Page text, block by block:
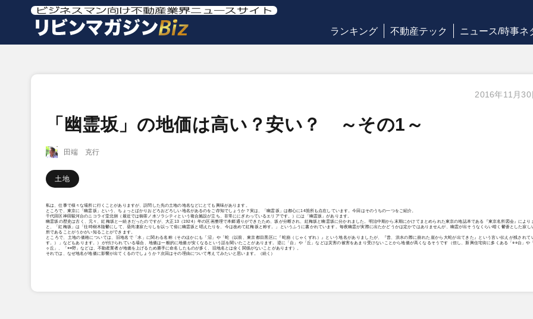
ランキング 不動産テック ニュース/時事ネ
2016年11月30
「幽霊坂」の地価は高い？安い？ ～その1～
田端 克行
土地
私は、仕事で様々な場所に行くことがありますが、訪問した先の土地の地名などにとても興味があります。
ところで、東京に「幽霊坂」という、ちょっとばかりおどろおどろしい地名があるのをご存知でしょうか？実は、「幽霊坂」は都心に14箇所も点在しています。今回はそのうちの一つをご紹介。
千代田区神田駿河台のニコライ堂北側（最近では御茶ノ水ソラシティという複合施設が立ち、非常ににぎわっているエリアです。）には「幽霊坂」があります。
幽霊坂の歴史は古く、元々、紅梅坂と一続きだったのですが、大正13（1924）年の区画整理で本郷通りができたため、坂が分断され、紅梅坂と幽霊坂に分かれました。明治中期から末期にかけてまとめられた東京の地誌本である『東京名所図会』により
と、「紅梅坂」は「往時樹木陰鬱にして、昼尚凄寂たりしを以って俗に幽霊坂と唱えたりを、今は改めて紅梅坂と称す。」というふうに書かれています。毎夜幽霊が実際に出たかどうかは定かではありませんが、幽霊が出そうなくらい暗く鬱蒼とした寂し
所であることがうかがい知ることができます。
ところで、土地の価格については、旧地名で「水」に関わる名称（そのほかにも「沼」や「蛇（以前、東京都目黒区に『蛇崩（じゃくずれ）』という地名がありましたが、『昔、洪水の際に崩れた崖から大蛇が出てきた』という言い伝えが残されて
す。）」などもあります。）が付けられている場合、地価は一般的に地価が安くなるという話を聞いたことがあります。逆に「台」や「丘」などは災害の被害をあまり受けないことから地価が高くなるそうです（但し、新興住宅街に多くある「○○台」や
ヶ丘」、「○○野」などは、不動産業者が地価を上げるため勝手に命名したものが多く、旧地名とは全く関係がないことがあります）。
それでは、なぜ地名が地価に影響が出てくるのでしょうか？次回はその理由について考えてみたいと思います。（続く）